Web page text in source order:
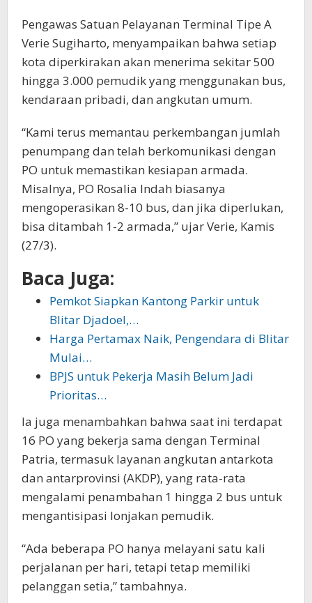
Pengawas Satuan Pelayanan Terminal Tipe A
Verie Sugiharto, menyampaikan bahwa setiap
kota diperkirakan akan menerima sekitar 500
hingga 3.000 pemudik yang menggunakan bus,
kendaraan pribadi, dan angkutan umum.
“Kami terus memantau perkembangan jumlah
penumpang dan telah berkomunikasi dengan
PO untuk memastikan kesiapan armada.
Misalnya, PO Rosalia Indah biasanya
mengoperasikan 8-10 bus, dan jika diperlukan,
bisa ditambah 1-2 armada,” ujar Verie, Kamis
(27/3).
Baca Juga:
Pemkot Siapkan Kantong Parkir untuk
Blitar Djadoel,…
Harga Pertamax Naik, Pengendara di Blitar
Mulai…
BPJS untuk Pekerja Masih Belum Jadi
Prioritas…
Ia juga menambahkan bahwa saat ini terdapat
16 PO yang bekerja sama dengan Terminal
Patria, termasuk layanan angkutan antarkota
dan antarprovinsi (AKDP), yang rata-rata
mengalami penambahan 1 hingga 2 bus untuk
mengantisipasi lonjakan pemudik.
“Ada beberapa PO hanya melayani satu kali
perjalanan per hari, tetapi tetap memiliki
pelanggan setia,” tambahnya.